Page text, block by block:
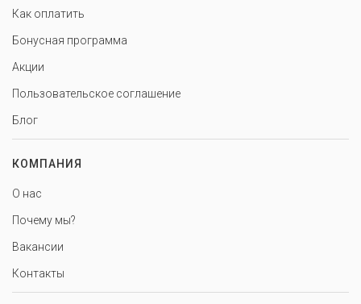
Как оплатить
Бонусная программа
Акции
Пользовательское соглашение
Блог
КОМПАНИЯ
О нас
Почему мы?
Вакансии
Контакты